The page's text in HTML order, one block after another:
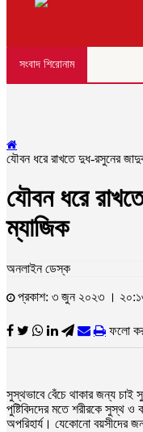
সংবাদ শিরোনাম
যৌবন ধরে রাখতে দুধ-রসুনের
যৌবন ধরে
ম্যাজিক
অনলাইন ডেস্ক
প্রকাশ: ৩ জুন ২০২৩ ।
ফলো
সুস্থভাবে বেঁচে থাকার জন্য চাই
পুষ্টিবিদদের মতে শরীরকে সুস্থ ও
অপরিহার্য। যেকোনো বয়সীদের